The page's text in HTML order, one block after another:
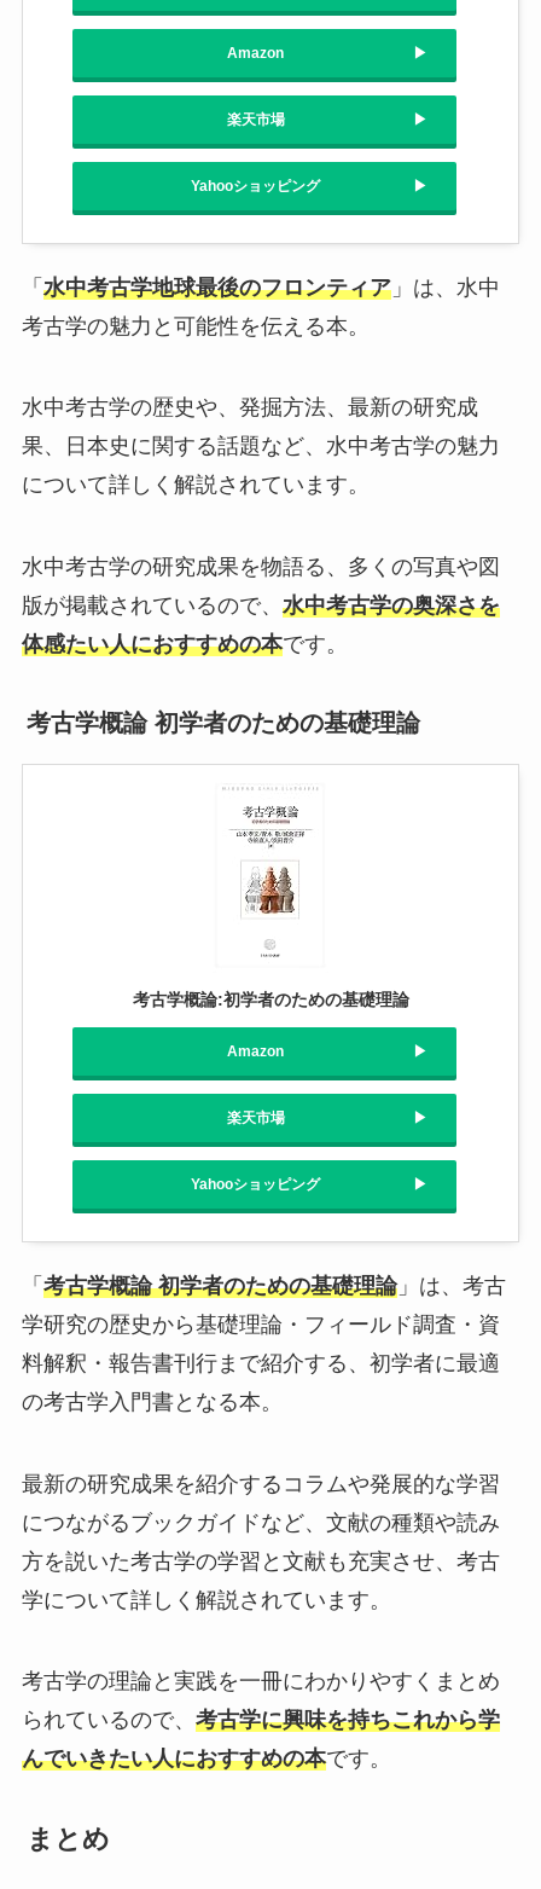
Amazon
楽天市場
Yahooショッピング
「 水中考古学地球最後のフロンティア」は、水中
考古学の魅力と可能性を伝える本。
水中考古学の歴史や、発掘方法、最新の研究成
果、日本史に関する話題など、水中考古学の魅力
について詳しく解説されています。
水中考古学の研究成果を物語る、多くの写真や図
版が掲載されているので、 水中考古学の奥深さを
体感たい人におすすめの本です。
考古学概論 初学者のための基礎理論
考古学概論:初学者のための基礎理論
Amazon
楽天市場
Yahooショッピング
「 考古学概論 初学者のための基礎理論」は、考古
学研究の歴史から基礎理論・フィールド調査・資
料解釈・報告書刊行まで紹介する、初学者に最適
の考古学入門書となる本。
最新の研究成果を紹介するコラムや発展的な学習
につながるブックガイドなど、文献の種類や読み
方を説いた考古学の学習と文献も充実させ、考古
学について詳しく解説されています。
考古学の理論と実践を一冊にわかりやすくまとめ
られているので、 考古学に興味を持ちこれから学
んでいきたい人におすすめの本です。
まとめ